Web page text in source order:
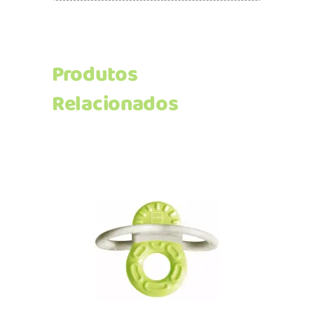
Produtos
Relacionados
Adicionar